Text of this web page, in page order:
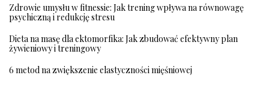
Zdrowie umysłu w fitnessie: Jak trening wpływa na równowagę
psychiczną i redukcję stresu
Dieta na masę dla ektomorfika: Jak zbudować efektywny plan
żywieniowy i treningowy
6 metod na zwiększenie elastyczności mięśniowej